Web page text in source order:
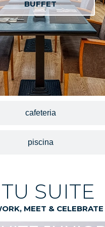
cafeteria
piscina
BUFFET
BUFFET
BUFFET
BUFFET
BUFFET
BUFFET
SUITE
MEET & CELEBRATE